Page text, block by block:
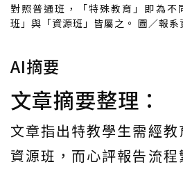
對照普通班，「特殊教育」即為不
班」與「資源班」皆屬之。 圖／報系
AI摘要
文章摘要整理：
文章指出特教學生需經
資源班，而心評報告流程